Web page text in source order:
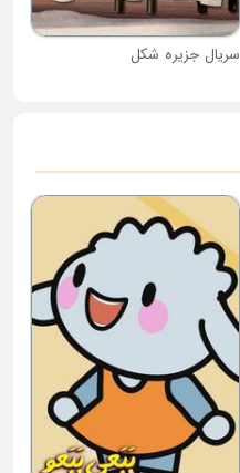
سریال جزیره شکل